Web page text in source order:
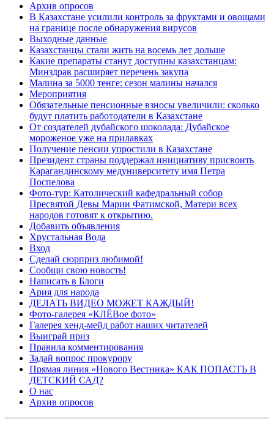
Архив опросов
В Казахстане усилили контроль за фруктами и овощами
на границе после обнаружения вирусов
Выходные данные
Казахстанцы стали жить на восемь лет дольше
Какие препараты станут доступны казахстанцам:
Минздрав расширяет перечень закупа
Малина за 5000 тенге: сезон малины начался
Мероприятия
Обязательные пенсионные взносы увеличили: сколько
будут платить работодатели в Казахстане
От создателей дубайского шоколада: Дубайское
мороженое уже на прилавках
Получение пенсии упростили в Казахстане
Президент страны поддержал инициативу присвоить
Карагандинскому медуниверситету имя Петра
Поспелова
Фото-тур: Католический кафедральный собор
Пресвятой Девы Марии Фатимской, Матери всех
народов готовят к открытию.
Добавить объявления
Хрустальная Вода
Вход
Сделай сюрприз любимой!
Сообщи свою новость!
Написать в Блоги
Ария для народа
ДЕЛАТЬ ВИДЕО МОЖЕТ КАЖДЫЙ!
Фото-галерея «КЛЁВое фото»
Галерея хенд-мейд работ наших читателей
Выиграй приз
Правила комментирования
Задай вопрос прокурору
Прямая линия «Нового Вестника» КАК ПОПАСТЬ В
ДЕТСКИЙ САД?
О нас
Архив опросов